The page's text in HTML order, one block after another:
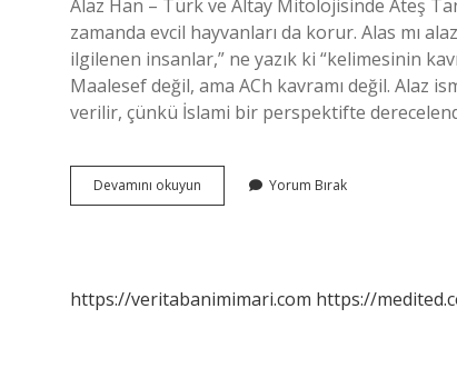
Alaz Han – Türk ve Altay Mitolojisinde Ateş
zamanda evcil hayvanları da korur. Alas mı
ilgilenen insanlar,” ne yazık ki “kelimesinin
Maalesef değil, ama ACh kavramı değil. Alaz
verilir, çünkü İslami bir perspektifte
Devamını okuyun
Ismi
Yorum Bırak
https://veritabanimimari.com https://